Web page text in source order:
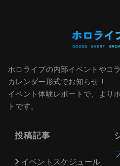
ホロライブの内部イベントやコ
カレンダー形式でお知らせ！
イベント体験レポートで、より
トです。
投稿記事
イベントスケジュール